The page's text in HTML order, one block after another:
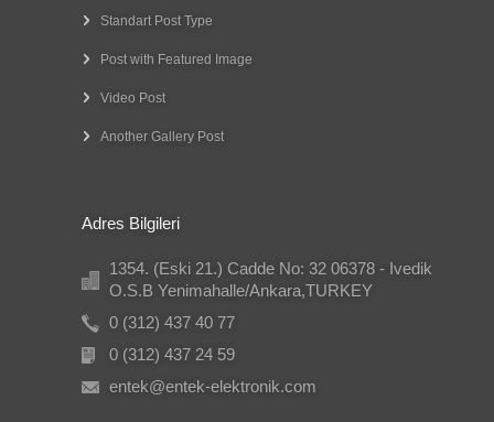
Standart Post Type
Post with Featured Image
Video Post
Another Gallery Post
Adres Bilgileri
1354. (Eski 21.) Cadde No: 32 06378 - Ivedik
O.S.B Yenimahalle/Ankara,TURKEY
0 (312) 437 40 77
0 (312) 437 24 59
entek@entek-elektronik.com